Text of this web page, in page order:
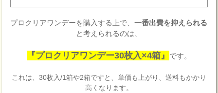
プロクリアワンデーを購入する上で、一番出費を抑えられる
と考えられるのは、
『プロクリアワンデー30枚入×4箱』 です。
これは、30枚入/1箱や2箱ですと、単価も上がり、送料もかかり
高くなります。